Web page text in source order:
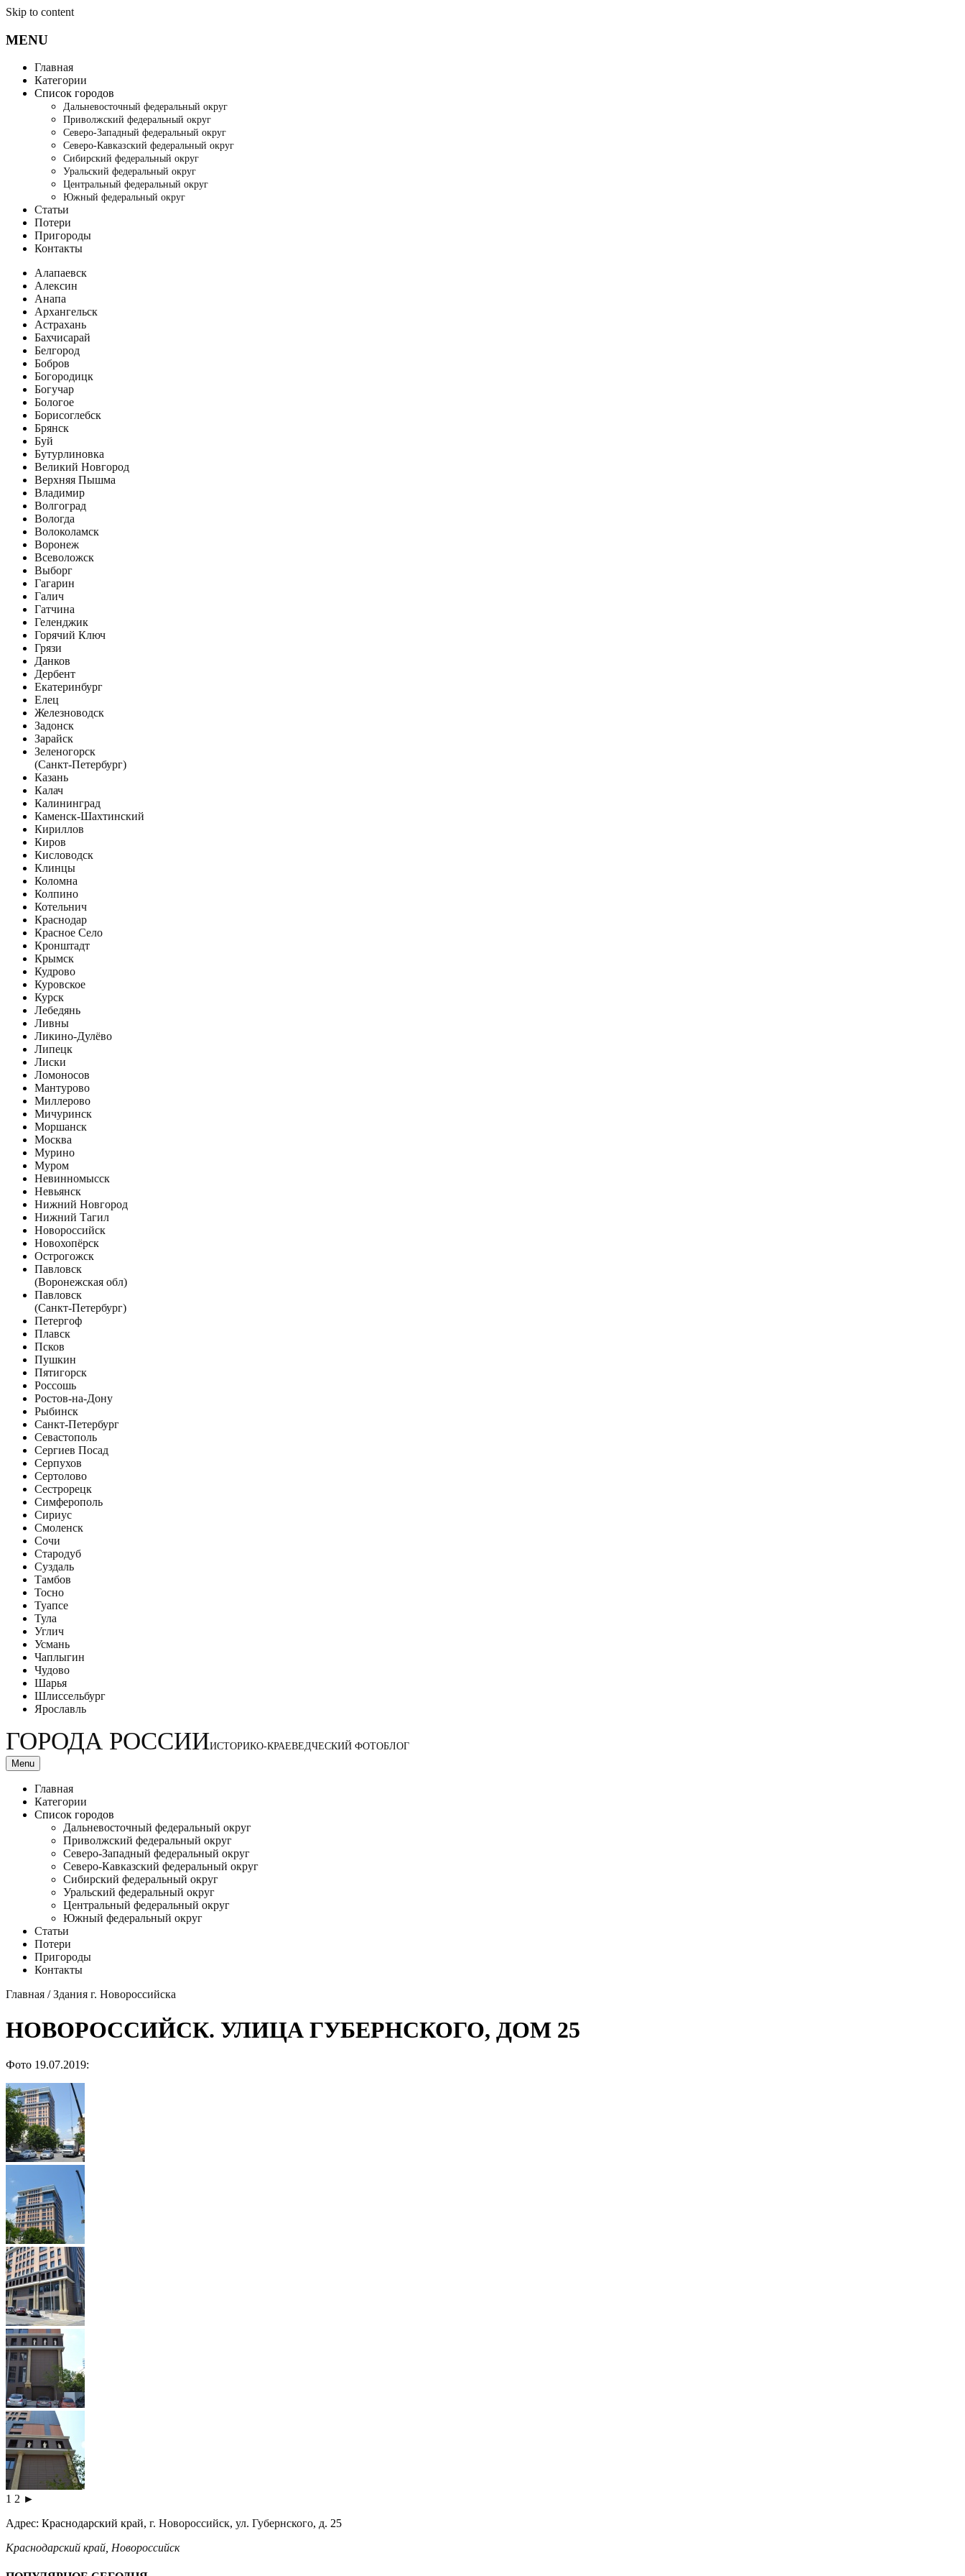
Skip to content
MENU
Главная
Категории
Список городов
Дальневосточный федеральный округ
Приволжский федеральный округ
Северо-Западный федеральный округ
Северо-Кавказский федеральный округ
Сибирский федеральный округ
Уральский федеральный округ
Центральный федеральный округ
Южный федеральный округ
Статьи
Потери
Пригороды
Контакты
Алапаевск
Алексин
Анапа
Архангельск
Астрахань
Бахчисарай
Белгород
Бобров
Богородицк
Богучар
Бологое
Борисоглебск
Брянск
Буй
Бутурлиновка
Великий Новгород
Верхняя Пышма
Владимир
Волгоград
Вологда
Волоколамск
Воронеж
Всеволожск
Выборг
Гагарин
Галич
Гатчина
Геленджик
Горячий Ключ
Грязи
Данков
Дербент
Екатеринбург
Елец
Железноводск
Задонск
Зарайск
Зеленогорск
(Санкт-Петербург)
Казань
Калач
Калининград
Каменск-Шахтинский
Кириллов
Киров
Кисловодск
Клинцы
Коломна
Колпино
Котельнич
Краснодар
Красное Село
Кронштадт
Крымск
Кудрово
Куровское
Курск
Лебедянь
Ливны
Ликино-Дулёво
Липецк
Лиски
Ломоносов
Мантурово
Миллерово
Мичуринск
Моршанск
Москва
Мурино
Муром
Невинномысск
Невьянск
Нижний Новгород
Нижний Тагил
Новороссийск
Новохопёрск
Острогожск
Павловск
(Воронежская обл)
Павловск
(Санкт-Петербург)
Петергоф
Плавск
Псков
Пушкин
Пятигорск
Россошь
Ростов-на-Дону
Рыбинск
Санкт-Петербург
Севастополь
Сергиев Посад
Серпухов
Сертолово
Сестрорецк
Симферополь
Сириус
Смоленск
Сочи
Стародуб
Суздаль
Тамбов
Тосно
Туапсе
Тула
Углич
Усмань
Чаплыгин
Чудово
Шарья
Шлиссельбург
Ярославль
ГОРОДА РОССИИИСТОРИКО-КРАЕВЕДЧЕСКИЙ ФОТОБЛОГ
Menu
Главная
Категории
Список городов
Дальневосточный федеральный округ
Приволжский федеральный округ
Северо-Западный федеральный округ
Северо-Кавказский федеральный округ
Сибирский федеральный округ
Уральский федеральный округ
Центральный федеральный округ
Южный федеральный округ
Статьи
Потери
Пригороды
Контакты
Главная /Здания г. Новороссийска
НОВОРОССИЙСК. УЛИЦА ГУБЕРНСКОГО, ДОМ 25
Фото 19.07.2019:
1 2 ►
Адрес: Краснодарский край, г. Новороссийск, ул. Губернского, д. 25
Краснодарский край Новороссийск